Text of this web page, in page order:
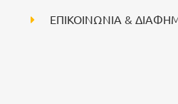
ΕΠΙΚΟΙΝΩΝΙΑ &